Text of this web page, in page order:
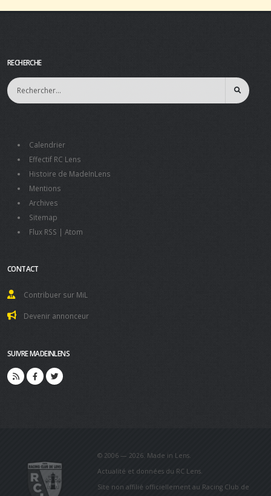
RECHERCHE
Calendrier
Effectif RC Lens
Histoire de MadeInLens
Mentions
Archives
Sitemap
Flux RSS | Atom
CONTACT
Contribuer sur MiL
Devenir annonceur
SUIVRE MADEINLENS
© 2006 — 2026. Made in Lens.
Actualité et données du RC Lens.
Site non affilié officiellement au Racing Club de